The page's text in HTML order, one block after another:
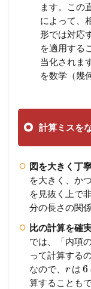
ます。この
によって、
形では対応
を適用する
当化されま
を数学（幾
計算ミスを
図を大きく丁
を大きく、か
を見抜く上で
分の長さの関
比の計算を確
では、「内項
って計算する
なので、 r は6
算することも